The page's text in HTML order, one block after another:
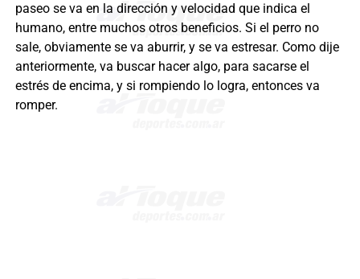
paseo se va en la dirección y velocidad que indica el
humano, entre muchos otros beneficios. Si el perro no
sale, obviamente se va aburrir, y se va estresar. Como dije
anteriormente, va buscar hacer algo, para sacarse el
estrés de encima, y si rompiendo lo logra, entonces va
romper.